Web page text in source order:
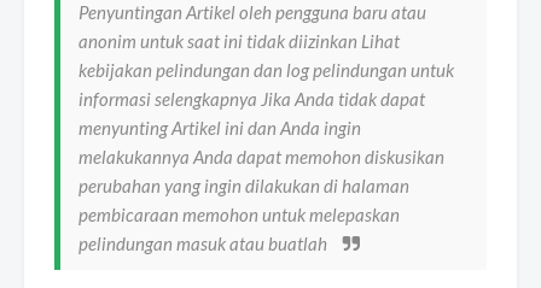
Penyuntingan Artikel oleh pengguna baru atau
anonim untuk saat ini tidak diizinkan Lihat
kebijakan pelindungan dan log pelindungan untuk
informasi selengkapnya Jika Anda tidak dapat
menyunting Artikel ini dan Anda ingin
melakukannya Anda dapat memohon diskusikan
perubahan yang ingin dilakukan di halaman
pembicaraan memohon untuk melepaskan
pelindungan masuk atau buatlah